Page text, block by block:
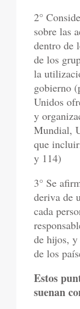
2°
sobre las
dentro de
de los
la
gobierno
Unidos
y
Mundial,
que
y 114)
3° Se
deriva de
cada
de hijos,
de los
Estos
suenan